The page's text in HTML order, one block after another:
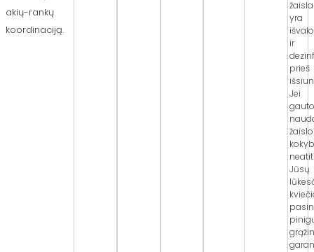
akių-rankų
koordinaciją.
yra
ir
prieš
Jei
žaislo
Jūsų